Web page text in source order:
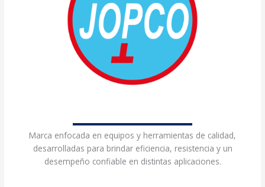
Marca enfocada en equipos y herramientas de calidad,
desarrolladas para brindar eficiencia, resistencia y un
desempeño confiable en distintas aplicaciones.